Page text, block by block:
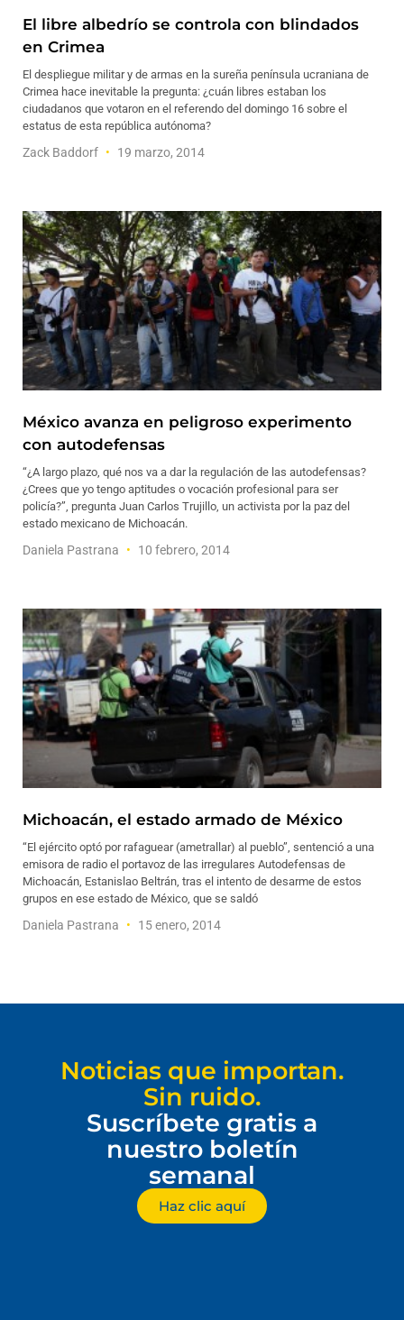
El libre albedrío se controla con blindados
en Crimea
El despliegue militar y de armas en la sureña península ucraniana de
Crimea hace inevitable la pregunta: ¿cuán libres estaban los
ciudadanos que votaron en el referendo del domingo 16 sobre el
estatus de esta república autónoma?
Zack Baddorf 19 marzo, 2014
México avanza en peligroso experimento
con autodefensas
“¿A largo plazo, qué nos va a dar la regulación de las autodefensas?
¿Crees que yo tengo aptitudes o vocación profesional para ser
policía?”, pregunta Juan Carlos Trujillo, un activista por la paz del
estado mexicano de Michoacán.
Daniela Pastrana 10 febrero, 2014
Michoacán, el estado armado de México
“El ejército optó por rafaguear (ametrallar) al pueblo”, sentenció a una
emisora de radio el portavoz de las irregulares Autodefensas de
Michoacán, Estanislao Beltrán, tras el intento de desarme de estos
grupos en ese estado de México, que se saldó
Daniela Pastrana 15 enero, 2014
Noticias que importan.
Sin ruido.
Suscríbete gratis a
nuestro boletín
semanal
Haz clic aquí